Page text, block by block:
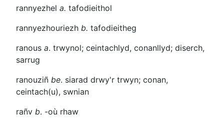
rannyezhel a. tafodieithol
rannyezhouriezh b. tafodieitheg
ranous a. trwynol; ceintachlyd, conanllyd; diserch,
sarrug
ranouziñ be. siarad drwy'r trwyn; conan,
ceintach(u), swnian
rañv b. -où rhaw